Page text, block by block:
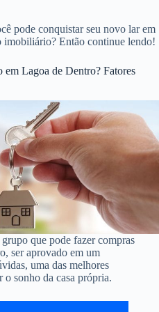
pode conquistar seu novo lar em
Então continue lendo!
Lagoa de Dentro? Fatores
que pode fazer compras
ser aprovado em um
uma das melhores
o sonho da casa própria.